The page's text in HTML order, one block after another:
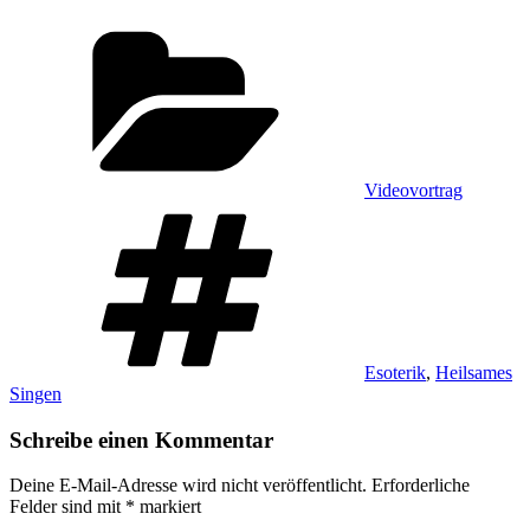
Videovortrag
Esoterik, Heilsames
Singen
Schreibe einen Kommentar
Deine E-Mail-Adresse wird nicht veröffentlicht. Erforderliche
Felder sind mit * markiert